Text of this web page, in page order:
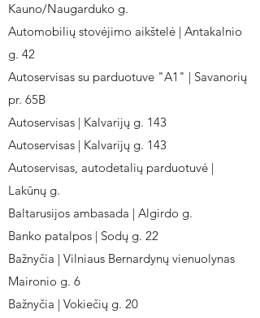
Kauno/Naugarduko g.
Automobilių stovėjimo aikštelė | Antakalnio
g. 42
Autoservisas su parduotuve "A1" | Savanorių
pr. 65B
Autoservisas | Kalvarijų g. 143
Autoservisas | Kalvarijų g. 143
Autoservisas, autodetalių parduotuvė |
Lakūnų g.
Baltarusijos ambasada | Algirdo g.
Banko patalpos | Sodų g. 22
Bažnyčia | Vilniaus Bernardynų vienuolynas
Maironio g. 6
Bažnyčia | Vokiečių g. 20